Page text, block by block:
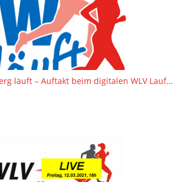
Baden-Württemberg läuft – Auftakt beim digitalen WLV Laufkongress 2021